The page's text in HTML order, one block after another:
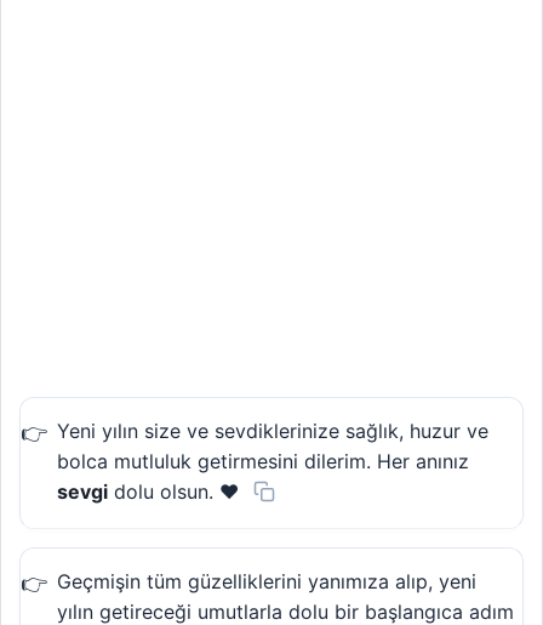
Yeni yılın size ve sevdiklerinize sağlık, huzur ve
bolca mutluluk getirmesini dilerim. Her anınız
sevgi dolu olsun. ❤️
Geçmişin tüm güzelliklerini yanımıza alıp, yeni
yılın getireceği umutlarla dolu bir başlangıca adım